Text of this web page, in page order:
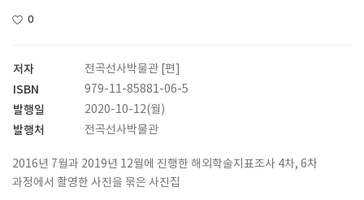
0
저자 전곡선사박물관 [편]
ISBN 979-11-85881-06-5
발행일 2020-10-12(월)
발행처 전곡선사박물관
2016년 7월과 2019년 12월에 진행한 해외학술지표조사 4차, 6차
과정에서 촬영한 사진을 묶은 사진집